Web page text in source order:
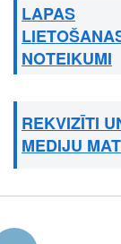
LAPAS
NOTEIKUMI
REKVIZĪTI
MEDIJU